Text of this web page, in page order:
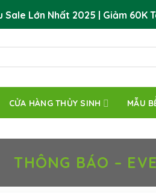
Sale Lớn Nhất 2025 | Giảm 60K
CỬA HÀNG THỦY SINH MẪU
THÔNG BÁO –